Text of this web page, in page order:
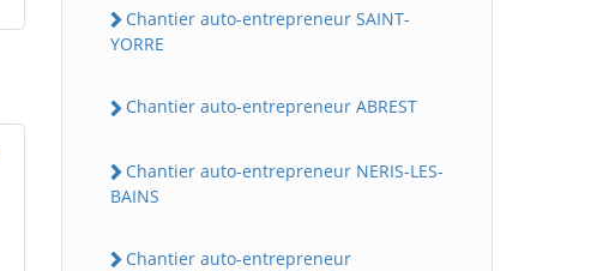
Chantier auto-entrepreneur SAINT-
YORRE
Chantier auto-entrepreneur ABREST
Chantier auto-entrepreneur NERIS-LES-
BAINS
Chantier auto-entrepreneur